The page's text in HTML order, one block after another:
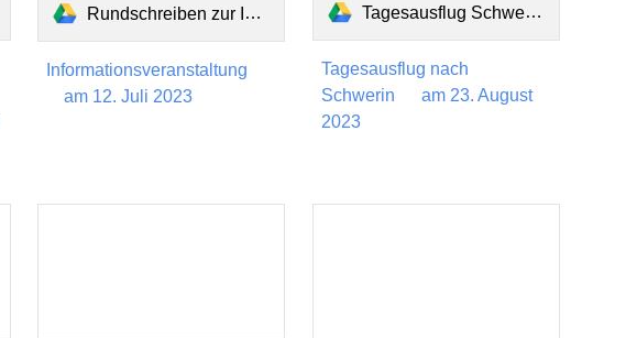
Rundschreiben zur Info-Veranstaltung am 12. Juli 2023.pdf
Informationsveranstaltung
am 12. Juli 2023
Tagesausflug Schwerin 23.08.23.pdf
Tagesausflug nach
Schwerin am 23. August
2023